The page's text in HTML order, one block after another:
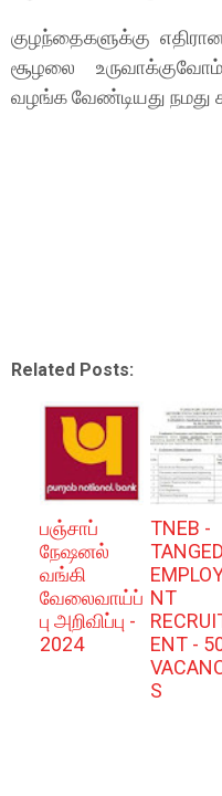
குழந்தைகளுக்கு
சூழலை
வழங்க வேண்டியது நமது
Related Posts:
பஞ்சாப்
நேஷனல்
வங்கி
வேலைவாய்ப்
பு அறிவிப்பு -
2024
TNEB -
NT
ENT -
S